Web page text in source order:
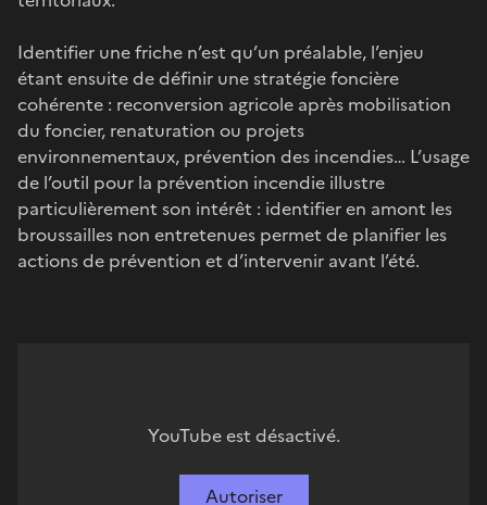
Identifier une friche n’est qu’un préalable, l’enjeu
étant ensuite de définir une stratégie foncière
cohérente : reconversion agricole après mobilisation
du foncier, renaturation ou projets
environnementaux, prévention des incendies… L’usage
de l’outil pour la prévention incendie illustre
particulièrement son intérêt : identifier en amont les
broussailles non entretenues permet de planifier les
actions de prévention et d’intervenir avant l’été.
YouTube est désactivé.
Autoriser